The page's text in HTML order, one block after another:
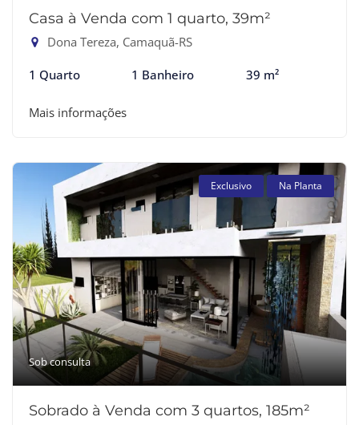
Casa à Venda com 1 quarto, 39m²
Dona Tereza, Camaquã-RS
1 Quarto 1 Banheiro 39 m²
Mais informações
Exclusivo Na Planta
Sob consulta
Sobrado à Venda com 3 quartos, 185m²